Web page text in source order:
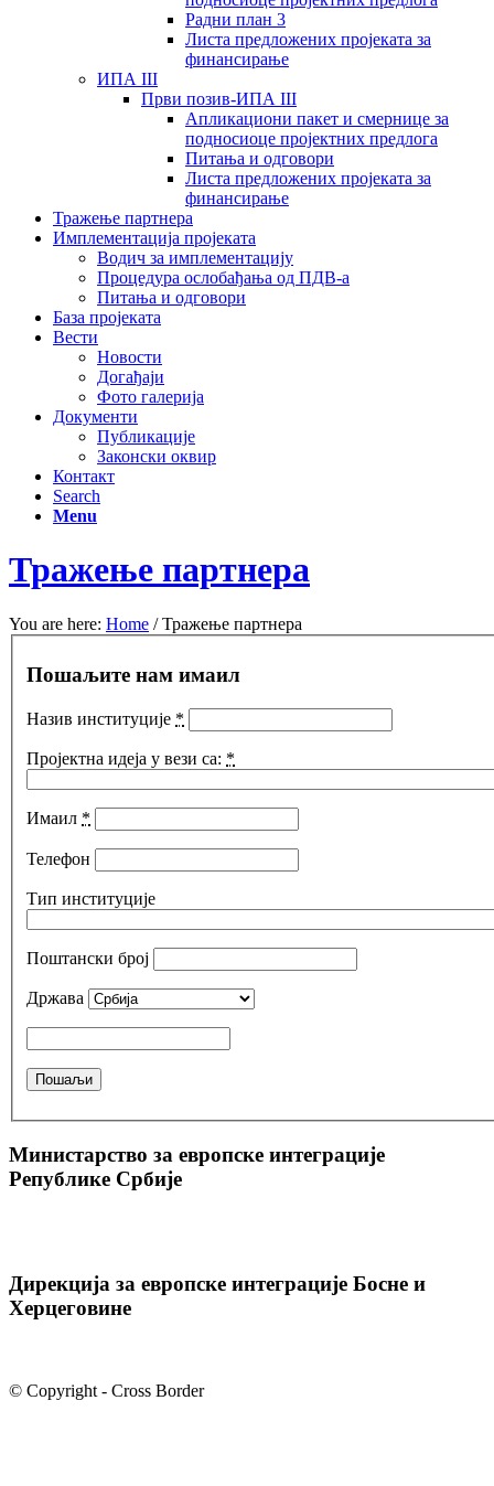
Радни план 3
Листа предложених пројеката за
финансирање
ИПА III
Први позив-ИПА III
Апликациони пакет и смернице за
подносиоце пројектних предлога
Питања и одговори
Листа предложених пројеката за
финансирање
Тражење партнера
Имплементација пројеката
Водич за имплементацију
Процедура ослобађања од ПДВ-а
Питања и одговори
База пројеката
Вести
Новости
Догађаји
Фото галерија
Документи
Публикације
Законски оквир
Контакт
Search
Menu
Тражење партнера
You are here: Home / Тражење партнера
Пошаљите нам имаил
Назив институције *
Пројектна идеја у вези са: *
Имаил *
Телефон
Тип институције
Поштански број
Држава
Министарство за европске интеграције
Републике Србије
Дирекција за европске интеграције Босне и
Херцеговине
© Copyright - Cross Border